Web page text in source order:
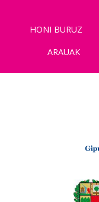
HONI BURUZ
ARAUAK